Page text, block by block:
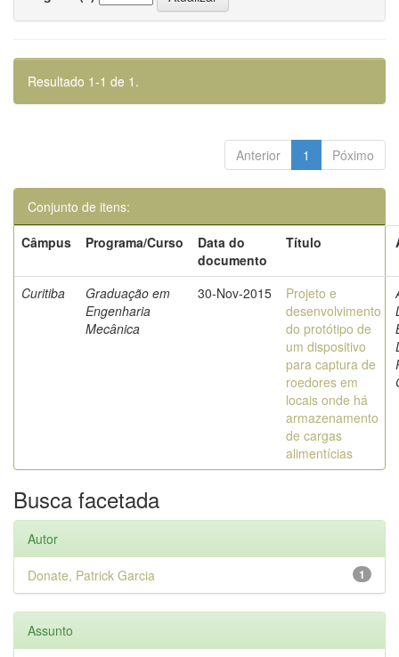
Resultado 1-1 de 1.
Anterior 1 Póximo
Conjunto de itens:
Câmpus
Programa/Curso
Data do
documento
Título
Curitiba
Graduação em
Engenharia
Mecânica
30-Nov-2015
Projeto e
desenvolvimento
do protótipo de
um dispositivo
para captura de
roedores em
locais onde há
armazenamento
de cargas
alimentícias
Busca facetada
Autor
1
Donate, Patrick Garcia
Assunto